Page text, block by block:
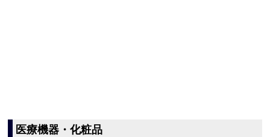
医療機器・化粧品